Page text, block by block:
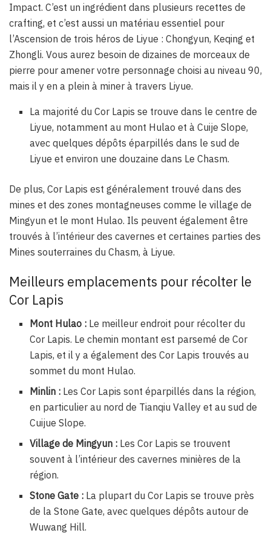
Impact. C’est un ingrédient dans plusieurs recettes de
crafting, et c’est aussi un matériau essentiel pour
l’Ascension de trois héros de Liyue : Chongyun, Keqing et
Zhongli. Vous aurez besoin de dizaines de morceaux de
pierre pour amener votre personnage choisi au niveau 90,
mais il y en a plein à miner à travers Liyue.
La majorité du Cor Lapis se trouve dans le centre de
Liyue, notamment au mont Hulao et à Cuije Slope,
avec quelques dépôts éparpillés dans le sud de
Liyue et environ une douzaine dans Le Chasm.
De plus, Cor Lapis est généralement trouvé dans des
mines et des zones montagneuses comme le village de
Mingyun et le mont Hulao. Ils peuvent également être
trouvés à l’intérieur des cavernes et certaines parties des
Mines souterraines du Chasm, à Liyue.
Meilleurs emplacements pour récolter le
Cor Lapis
Mont Hulao : Le meilleur endroit pour récolter du
Cor Lapis. Le chemin montant est parsemé de Cor
Lapis, et il y a également des Cor Lapis trouvés au
sommet du mont Hulao.
Minlin : Les Cor Lapis sont éparpillés dans la région,
en particulier au nord de Tianqiu Valley et au sud de
Cuijue Slope.
Village de Mingyun : Les Cor Lapis se trouvent
souvent à l’intérieur des cavernes minières de la
région.
Stone Gate : La plupart du Cor Lapis se trouve près
de la Stone Gate, avec quelques dépôts autour de
Wuwang Hill.